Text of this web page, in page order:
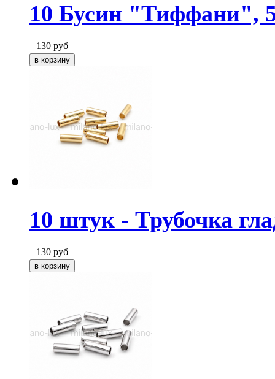
10 Бусин "Тиффани",
130 руб
10 штук - Трубочка
130 руб